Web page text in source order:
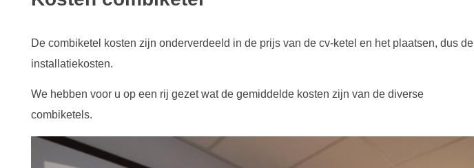
De combiketel kosten zijn onderverdeeld in de prijs van de cv-ketel en het plaatsen, dus de
installatiekosten.
We hebben voor u op een rij gezet wat de gemiddelde kosten zijn van de diverse
combiketels.